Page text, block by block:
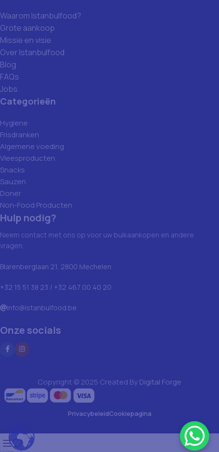
Waarom Istanbulfood?
Grote aankoop
Missie en visie
Over Istanbulfood
Blog
FAQs
Jobs
Categorieën
Hygiene
Frisdranken
Algemene voeding
Vleesproducten
Snacks
Sauzen
Doner
Non-Food Producten
Hulp nodig?
Neem contact met ons op voor uw bulkaankopen en andere
vragen.
Blarenberglaan 21, 2800 Mechelen
+32 15 51 38 23 / +32 467 00 40 20
info@istanbulfood.be
Onze socials
Copyright © 2025 Created ByDigital Forge
PrivacybeleidCookiepagina